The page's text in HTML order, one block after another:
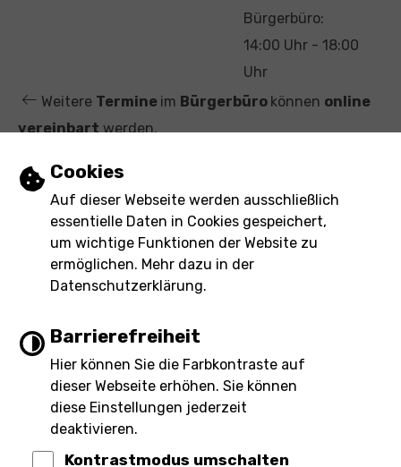
Einstellungen zu Cookies und
Cookies
Auf dieser Webseite werden ausschließlich
essentielle Daten in Cookies gespeichert,
um wichtige Funktionen der Website zu
ermöglichen. Mehr dazu in der
Datenschutzerklärung.
Barrierefreiheit
Hier können Sie die Farbkontraste auf
dieser Webseite erhöhen. Sie können
diese Einstellungen jederzeit
deaktivieren.
Kontrastmodus umschalten
Bürgerbüro:
14:00 Uhr - 18:00
Uhr
Weitere Termine im Bürgerbüro können online
vereinbartwerden.
Leichte Sprache
Gebärdensprache
Barrierefreie Ansicht
Impressum Barrierefreiheit
Inhaltsverzeichnis Datenschutz